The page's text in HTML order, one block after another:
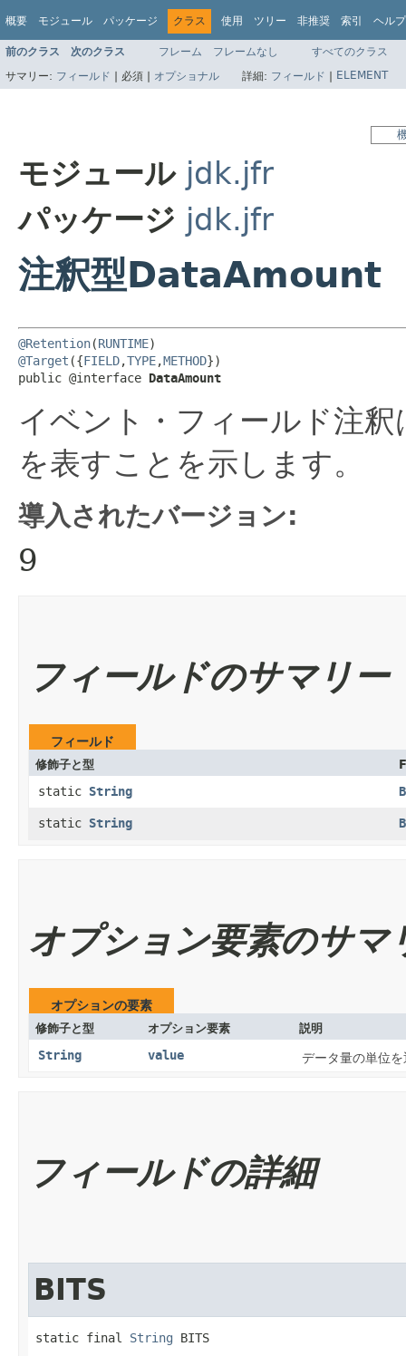
概要 モジュール パッケージ クラス 使用 ツリー 非推奨 索引 ヘルプ
前のクラス 次のクラス フレーム フレームなし
すべてのクラス
サマリー: フィールド | 必須 | オプショナル 詳細: フィールド | ELEMENT
モジュール jdk.jfr
パッケージ jdk.jfr
注釈型DataAmount
@Retention(RUNTIME
@Target ({FIELD,TYPE,METHOD})
public @interface DataAmount
イベント・フィールド注
を表すことを示します。
導入されたバージョン:
9
フィールドのサマリー
フィールド
修飾子と型
static String
static String
オプション要素のサマ
オプションの要素
修飾子と型 オプション要素 説明
String value データ量の単位
フィールドの詳細
BITS
static final String BITS